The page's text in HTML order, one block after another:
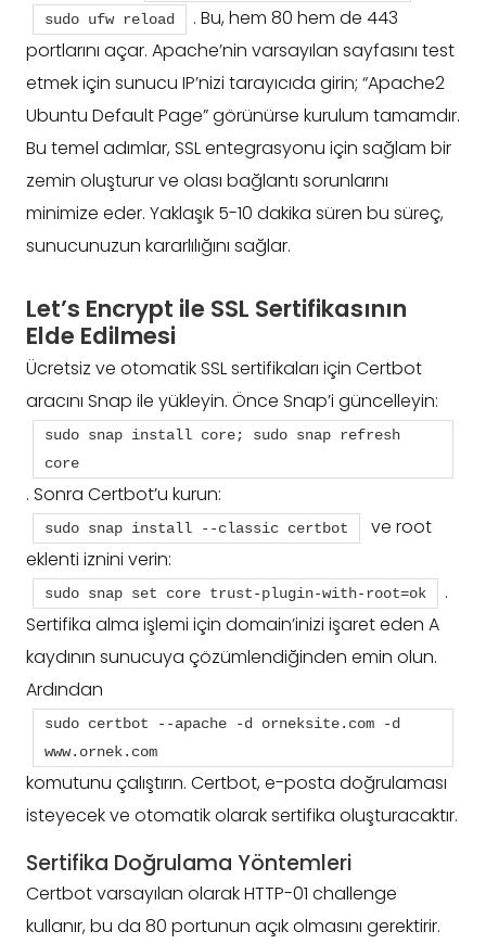
sudo ufw reload
. Bu, hem 80 hem de 443
portlarını açar. Apache’nin varsayılan sayfasını test
etmek için sunucu IP’nizi tarayıcıda girin; “Apache2
Ubuntu Default Page” görünürse kurulum tamamdır.
Bu temel adımlar, SSL entegrasyonu için sağlam bir
zemin oluşturur ve olası bağlantı sorunlarını
minimize eder. Yaklaşık 5-10 dakika süren bu süreç,
sunucunuzun kararlılığını sağlar.
Let’s Encrypt ile SSL Sertifikasının
Elde Edilmesi
Ücretsiz ve otomatik SSL sertifikaları için Certbot
aracını Snap ile yükleyin. Önce Snap’i güncelleyin:
sudo snap install core; sudo snap refresh
core
. Sonra Certbot’u kurun:
sudo snap install --classic certbot
ve root
eklenti iznini verin:
sudo snap set core trust-plugin-with-root=ok
.
Sertifika alma işlemi için domain’inizi işaret eden A
kaydının sunucuya çözümlendiğinden emin olun.
Ardından
sudo certbot --apache -d orneksite.com -d
www.ornek.com
komutunu çalıştırın. Certbot, e-posta doğrulaması
isteyecek ve otomatik olarak sertifika oluşturacaktır.
Sertifika Doğrulama Yöntemleri
Certbot varsayılan olarak HTTP-01 challenge
kullanır, bu da 80 portunun açık olmasını gerektirir.